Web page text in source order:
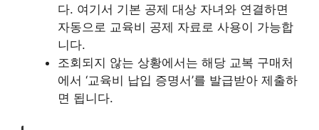
다. 여기서 기본 공제 대상 자녀와 연결하면
자동으로 교육비 공제 자료로 사용이 가능합
니다.
조회되지 않는 상황에서는 해당 교복 구매처
에서 ‘교육비 납입 증명서’를 발급받아 제출하
면 됩니다.